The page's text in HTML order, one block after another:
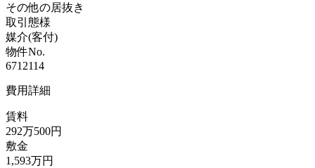
その他の居抜き
取引態様
媒介(客付)
物件No.
6712114
費用詳細
賃料
292万500円
敷金
1,593万円